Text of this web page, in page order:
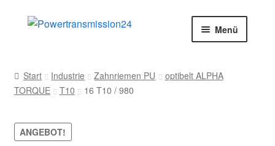
Zur
Zum
Menü
AGB
Blog
Start Industrie Zahnriemen PU
optibelt ALPHA
TORQUE
T10 16 T10 / 980
ANGEBOT!